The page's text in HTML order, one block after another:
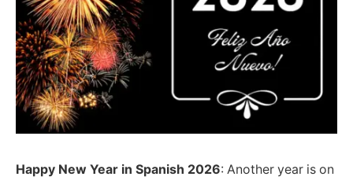
Happy New Year in Spanish 2026: Another year is on